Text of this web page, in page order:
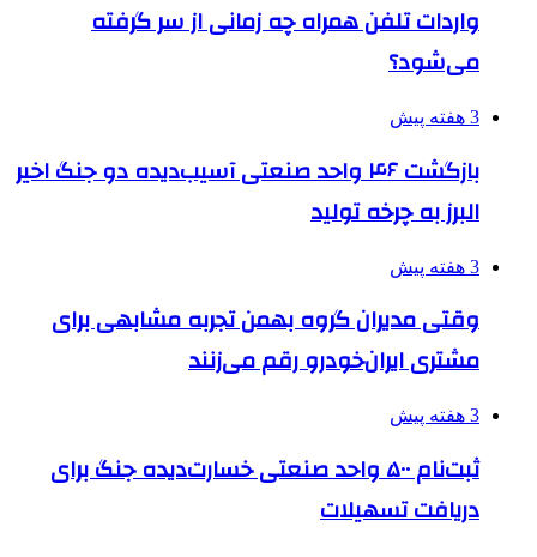
واردات تلفن همراه چه زمانی از سر گرفته
می‌شود؟
3 هفته پیش
بازگشت ۴۶ واحد صنعتی آسیب‌دیده دو جنگ اخیر
البرز به چرخه تولید
3 هفته پیش
وقتی مدیران گروه بهمن تجربه مشابهی برای
مشتری ایران‌خودرو رقم می‌زنند
3 هفته پیش
ثبت‌نام ۵۰۰ واحد صنعتی خسارت‌دیده جنگ برای
دریافت تسهیلات